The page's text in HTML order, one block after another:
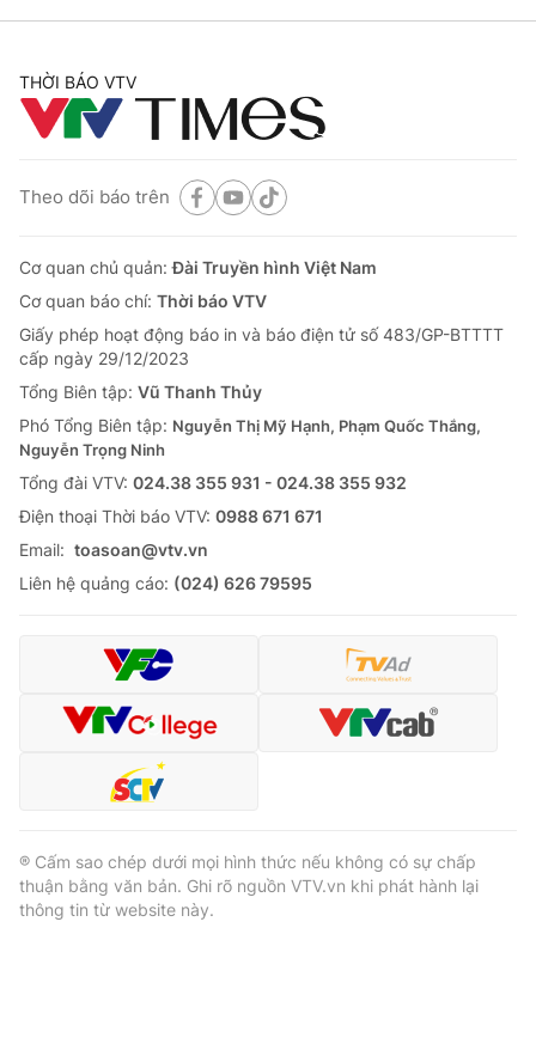
THỜI BÁO VTV
Theo dõi báo trên
Cơ quan chủ quản:Đài Truyền hình Việt Nam
Cơ quan báo chí: Thời báo VTV
Giấy phép hoạt động báo in và báo điện tử số 483/GP-BTTTT
cấp ngày 29/12/2023
Tổng Biên tập: Vũ Thanh Thủy
Phó Tổng Biên tập: Nguyễn Thị Mỹ Hạnh, Phạm Quốc Thắng,
Nguyễn Trọng Ninh
Tổng đài VTV: 024.38 355 931 - 024.38 355 932
Ðiện thoại Thời báo VTV: 0988 671 671
Email: toasoan@vtv.vn
Liên hệ quảng cáo: (024) 626 79595
® Cấm sao chép dưới mọi hình thức nếu không có sự chấp
thuận bằng văn bản. Ghi rõ nguồn VTV.vn khi phát hành lại
thông tin từ website này.